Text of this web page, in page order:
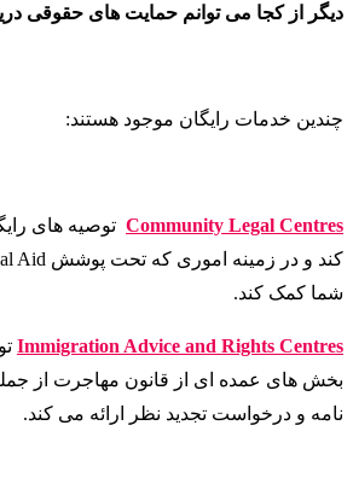
دیگر از کجا می توانم حمایت های حقوقی
چندین خدمات رایگان موجود هستند:
Community Legal Centres توصیه های
شما کمک کند.
Immigration Advice and Rights Centres
بخش های عمده ای از قانون مهاجرت از
نامه و درخواست تجدید نظر ارائه می کند.